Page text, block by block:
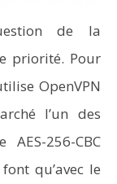
de la
priorité. Pour
OpenVPN
l’un des
256-CBC
qu’avec le